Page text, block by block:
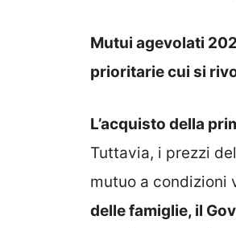
Mutui agevolati
prioritarie cui si
L’acquisto della
Tuttavia, i prezzi
mutuo a condizioni
delle famiglie, il